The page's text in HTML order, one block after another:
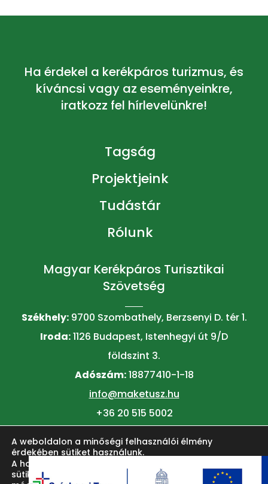
Tagság
Projektjeink
Tudástár
Rólunk
Magyar Kerékpáros Turisztikai
Szövetség
Székhely:9700 Szombathely, Berzsenyi D. tér 1.
Iroda:1126 Budapest, Istenhegyi út 9/D
földszint 3.
Adószám:18877410-1-18
info@maketusz.hu
+36 20 515 5002
Ha érdekel a kerékpáros turizmus, és
kíváncsi vagy az eseményeinkre,
iratkozz fel hírlevelünkre!
© 2026 MAKETUSZ
A weboldalon a minőségi felhasználói élmény
érdekében sütiket használunk.
A honlap felhasználói élményének fokozása érdekében
sütiket alkalmazunk. Ezeket a
beállítások
oldalon lehet